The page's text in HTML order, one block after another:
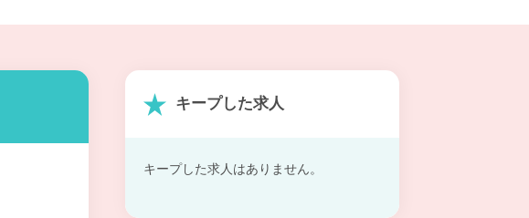
キープした求人
キープした求人はありません。